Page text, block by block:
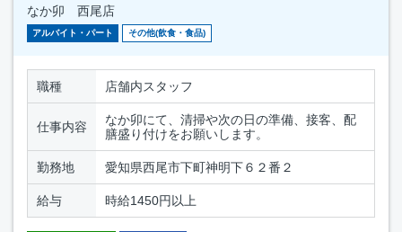
なか卯 西尾店
アルバイト・パート その他(飲食・食品)
職種 店舗内スタッフ
仕事内容
なか卯にて、清掃や次の日の準備、接客、配
膳盛り付けをお願いします。
勤務地 愛知県西尾市下町神明下６２番２
給与 時給1450円以上